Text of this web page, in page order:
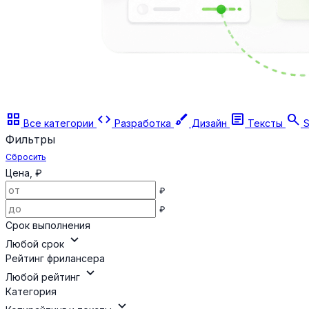
grid_view Все категории code Разработка brush Дизайн article Тексты search
Фильтры
Сбросить
Цена, ₽
₽
₽
Срок выполнения
Любой срок expand_more
Рейтинг фрилансера
Любой рейтинг expand_more
Категория